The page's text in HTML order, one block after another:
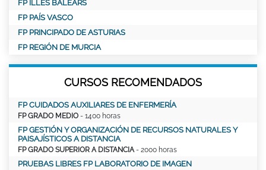
FP ILLES BALEARS
FP PAÍS VASCO
FP PRINCIPADO DE ASTURIAS
FP REGIÓN DE MURCIA
CURSOS RECOMENDADOS
FP CUIDADOS AUXILIARES DE ENFERMERÍA
FP GRADO MEDIO - 1400 horas
FP GESTIÓN Y ORGANIZACIÓN DE RECURSOS NATURALES Y
PAISAJÍSTICOS A DISTANCIA
FP GRADO SUPERIOR A DISTANCIA- 2000 horas
PRUEBAS LIBRES FP LABORATORIO DE IMAGEN